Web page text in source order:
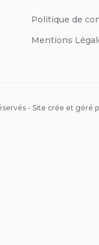
Politique de
Mentions
- Site crée et géré